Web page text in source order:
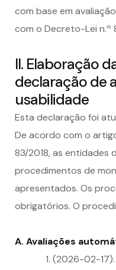
com base em
com o Decreto-Lei n.º
II. Elaboração
declaração de
usabilidade
Esta declaração foi
De acordo com o
83/2018, as entidades
procedimentos de
apresentados. Os
obrigatórios. O
A. Avaliações
(2026-02-17).